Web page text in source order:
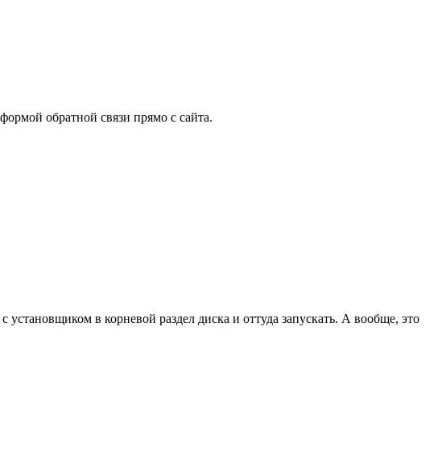
обратной связи прямо с сайта.
в корневой раздел диска и оттуда запускать. А вообще, это